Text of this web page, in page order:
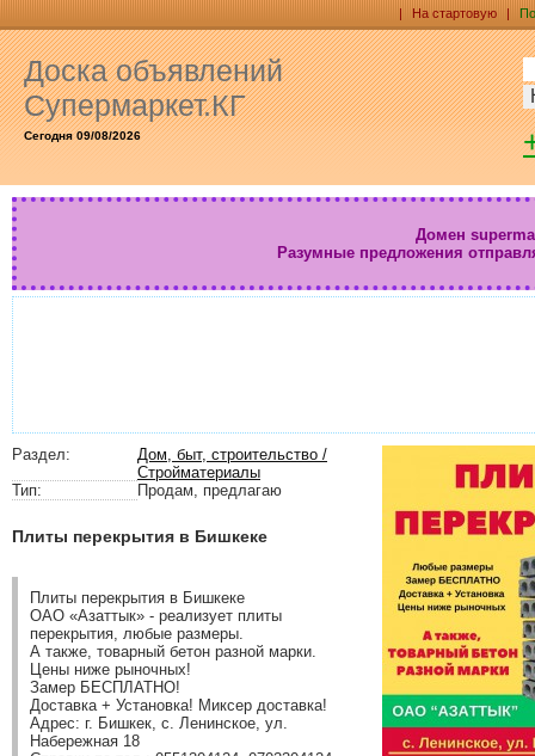
| На стартовую |
Доска объявлений
Супермаркет.КГ
Сегодня 09/08/2026
Домен
Разумные предложения
Раздел:
Дом, быт, строительство /
Стройматериалы
Тип:
Продам, предлагаю
Плиты перекрытия в Бишкеке
Плиты перекрытия в Бишкеке
ОАО «Азаттык» - реализует плиты
перекрытия, любые размеры.
А также, товарный бетон разной марки.
Цены ниже рыночных!
Замер БЕСПЛАТНО!
Доставка + Установка! Миксер доставка!
Адрес: г. Бишкек, с. Ленинское, ул.
Набережная 18